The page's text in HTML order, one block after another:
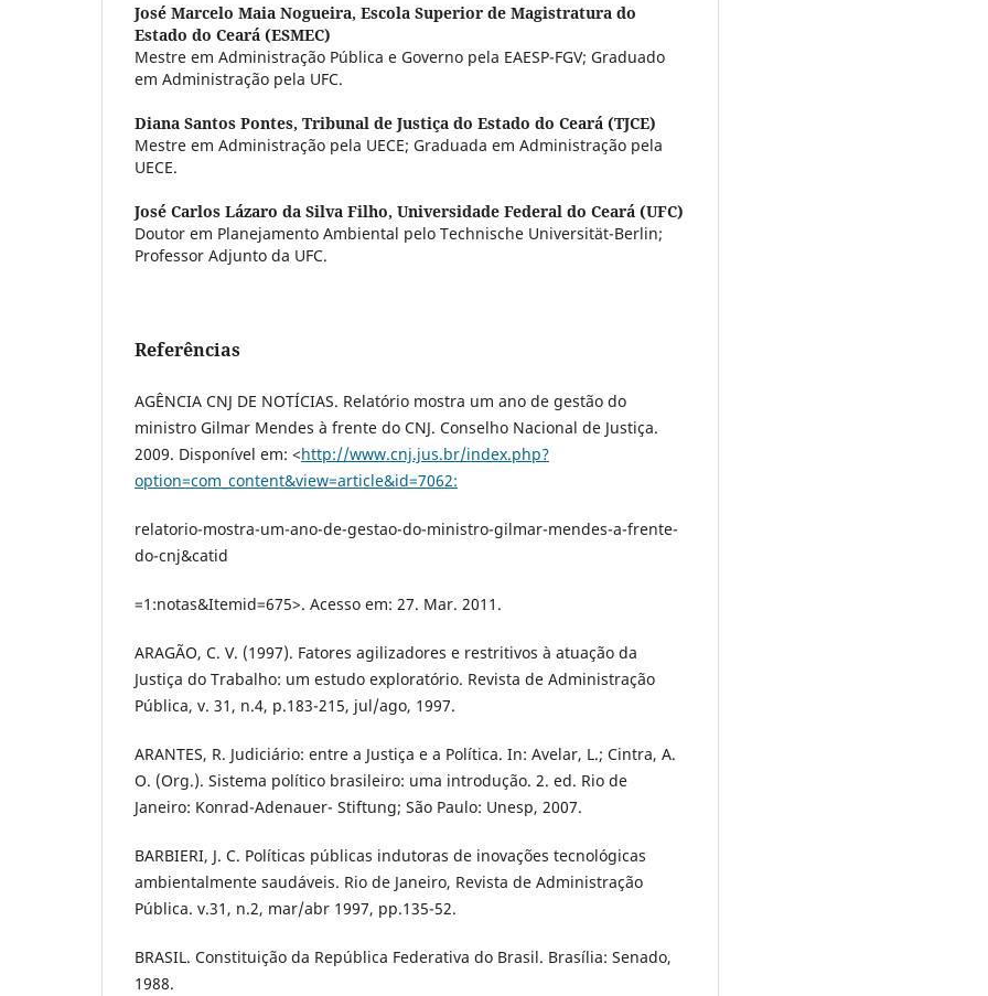
José Marcelo Maia Nogueira, Escola Superior de Magistratura do
Estado do Ceará (ESMEC)
Mestre em Administração Pública e Governo pela EAESP-FGV; Graduado
em Administração pela UFC.
Diana Santos Pontes, Tribunal de Justiça do Estado do Ceará (TJCE)
Mestre em Administração pela UECE; Graduada em Administração pela
UECE.
José Carlos Lázaro da Silva Filho, Universidade Federal do Ceará (UFC)
Doutor em Planejamento Ambiental pelo Technische Universität-Berlin;
Professor Adjunto da UFC.
Referências
AGÊNCIA CNJ DE NOTÍCIAS. Relatório mostra um ano de gestão do
ministro Gilmar Mendes à frente do CNJ. Conselho Nacional de Justiça.
2009. Disponível em: <http://www.cnj.jus.br/index.php?
option=com_content&view=article&id=7062:
relatorio-mostra-um-ano-de-gestao-do-ministro-gilmar-mendes-a-frente-
do-cnj&catid
=1:notas&Itemid=675>. Acesso em: 27. Mar. 2011.
ARAGÃO, C. V. (1997). Fatores agilizadores e restritivos à atuação da
Justiça do Trabalho: um estudo exploratório. Revista de Administração
Pública, v. 31, n.4, p.183-215, jul/ago, 1997.
ARANTES, R. Judiciário: entre a Justiça e a Política. In: Avelar, L.; Cintra, A.
O. (Org.). Sistema político brasileiro: uma introdução. 2. ed. Rio de
Janeiro: Konrad-Adenauer- Stiftung; São Paulo: Unesp, 2007.
BARBIERI, J. C. Políticas públicas indutoras de inovações tecnológicas
ambientalmente saudáveis. Rio de Janeiro, Revista de Administração
Pública. v.31, n.2, mar/abr 1997, pp.135-52.
BRASIL. Constituição da República Federativa do Brasil. Brasília: Senado,
1988.